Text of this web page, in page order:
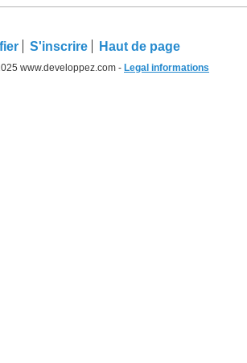
S'inscrire Haut de page
www.developpez.com - Legal informations